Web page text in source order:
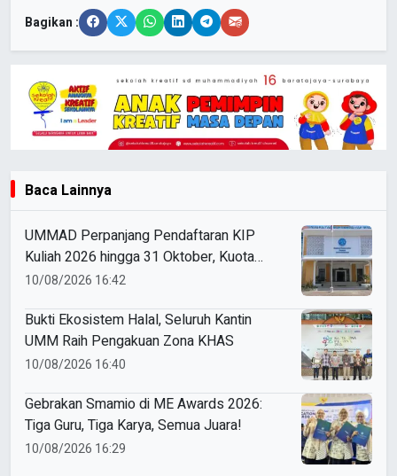
Bagikan :
Baca Lainnya
UMMAD Perpanjang Pendaftaran KIP
Kuliah 2026 hingga 31 Oktober, Kuota
Ratusan Menanti
10/08/2026 16:42
Bukti Ekosistem Halal, Seluruh Kantin
UMM Raih Pengakuan Zona KHAS
10/08/2026 16:40
Gebrakan Smamio di ME Awards 2026:
Tiga Guru, Tiga Karya, Semua Juara!
10/08/2026 16:29